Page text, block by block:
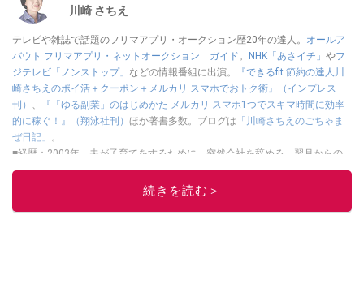
川崎 さちえ
テレビや雑誌で話題のフリマアプリ・オークション歴20年の達人。 オールア
バウト フリマアプリ・ネットオークション ガイド 。 NHK「あさイチ」 やフ
ジテレビ「ノンストップ」 などの情報番組に出演。
『できるfit 節約の達人川
崎さちえのポイ活＋クーポン＋メルカリ スマホでおトク術』（インプレス
刊）
『「ゆる副業」のはじめかた メルカリ スマホ1つでスキマ時間に効率
的に稼ぐ！』（翔泳社刊） ほか著書多数。ブログは 「川崎さちえのごちゃま
ぜ日記」
。
■経歴：2003年、夫が子育てをするために、突然会社を辞める。翌月からの
給料が０円になり、家にいながら、しかも空いた時間でできるオークション
に目をつける。しかし、取引の仕方がわからずに、まずは落札者として参
続きを読む＞